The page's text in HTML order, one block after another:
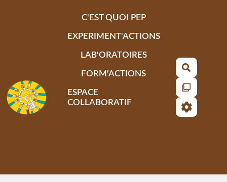
C'EST QUOI PEP
EXPERIMENT'ACTIONS
LAB'ORATOIRES
FORM'ACTIONS
ESPACE
COLLABORATIF